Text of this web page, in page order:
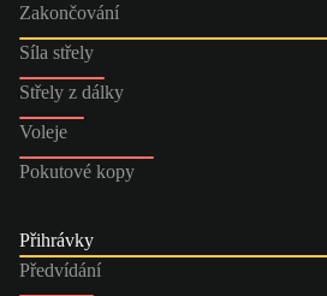
Zakončování
Síla střely
Střely z dálky
Voleje
Pokutové kopy
Přihrávky
Předvídání